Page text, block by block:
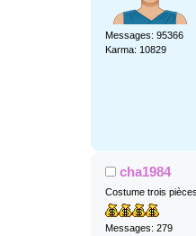
Messages: 95366
Karma: 10829
cha1984
Costume trois
Messages: 279